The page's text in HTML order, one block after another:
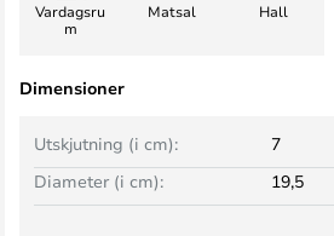
Vardagsru
m
Matsal Hall
Dimensioner
Utskjutning (i cm):
7
Diameter (i cm):
19,5